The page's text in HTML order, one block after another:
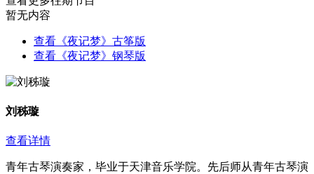
暂无内容
查看《夜记梦》古筝版
查看《夜记梦》钢琴版
刘秭璇
查看详情
青年古琴演奏家，毕业于天津音乐学院。先后师从青年古琴演